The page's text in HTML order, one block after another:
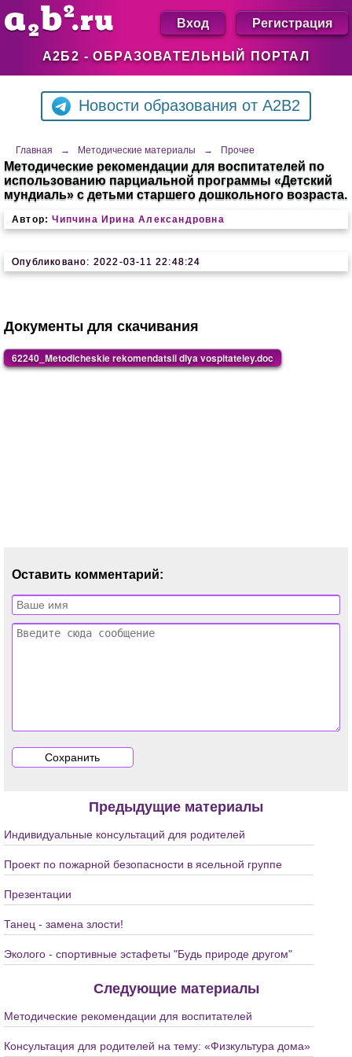
А2Б2 - ОБРАЗОВАТЕЛЬНЫЙ ПОРТАЛ
Вход Регистрация
Новости образования от A2B2
Главная → Методические материалы → Прочее
Методические рекомендации для воспитателей по
использованию парциальной программы «Детский
мундиаль» с детьми старшего дошкольного возраста.
Автор: Чипчина Ирина Александровна
Опубликовано: 2022-03-11 22:48:24
Документы для скачивания
62240_Metodicheskie rekomendatsii dlya vospitateley.doc
Оставить комментарий:
Предыдущие материалы
Индивидуальные консультаций для родителей
Проект по пожарной безопасности в ясельной группе
Презентации
Танец - замена злости!
Эколого - спортивные эстафеты "Будь природе другом"
Следующие материалы
Методические рекомендации для воспитателей
Консультация для родителей на тему: «Физкультура дома»